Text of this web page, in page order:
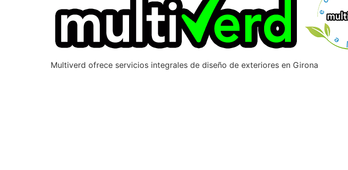
Multiverd ofrece servicios integrales de diseño de exteriores en Girona